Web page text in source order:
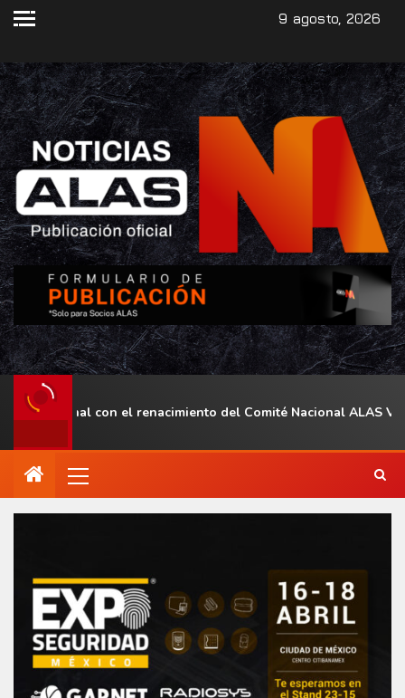
9 agosto, 2026
regional con el renacimiento del Comité Nacional ALAS